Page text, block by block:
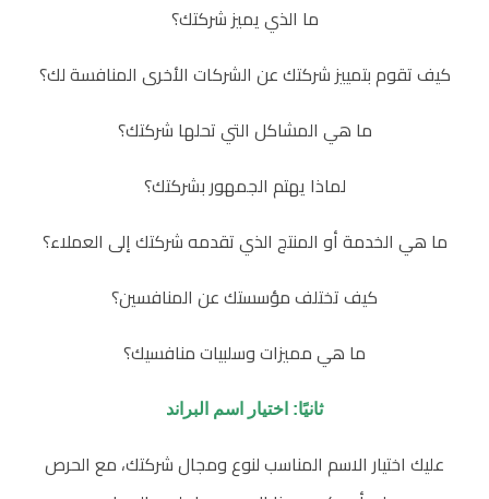
ما الذي يميز شركتك؟
كيف تقوم بتمييز شركتك عن الشركات الأخرى المنافسة لك؟
ما هي المشاكل التي تحلها شركتك؟
لماذا يهتم الجمهور بشركتك؟
ما هي الخدمة أو المنتج الذي تقدمه شركتك إلى العملاء؟
كيف تختلف مؤسستك عن المنافسين؟
ما هي مميزات وسلبيات منافسيك؟
ثانيًا: اختيار اسم البراند
عليك اختيار الاسم المناسب لنوع ومجال شركتك، مع الحرص